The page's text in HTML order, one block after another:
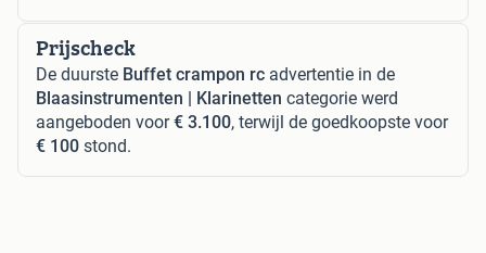
Prijscheck
De duurste Buffet crampon rc advertentie in de
Blaasinstrumenten | Klarinetten categorie werd
aangeboden voor€ 3.100, terwijl de goedkoopste voor
€ 100 stond.